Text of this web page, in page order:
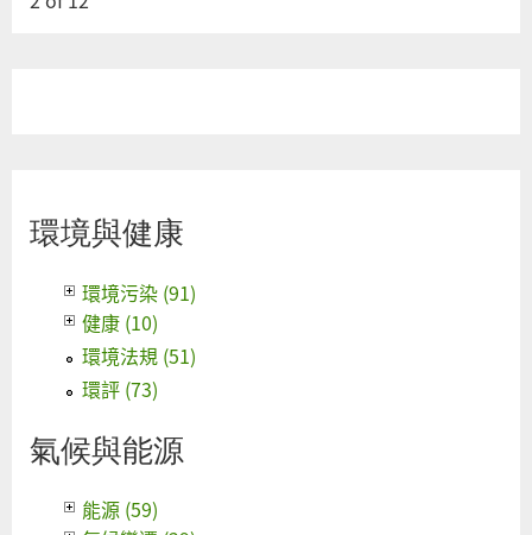
環境與健康
環境污染 (91)
健康 (10)
環境法規 (51)
環評 (73)
氣候與能源
能源 (59)